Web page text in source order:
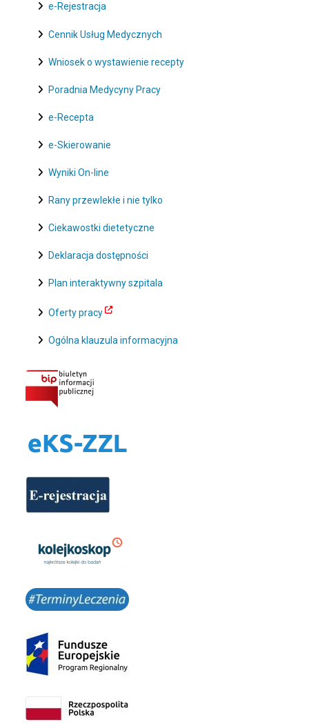
e-Rejestracja
Cennik Usług Medycznych
Wniosek o wystawienie recepty
Poradnia Medycyny Pracy
e-Recepta
e-Skierowanie
Wyniki On-line
Rany przewlekłe i nie tylko
Ciekawostki dietetyczne
Deklaracja dostępności
Plan interaktywny szpitala
Oferty pracy
Ogólna klauzula informacyjna